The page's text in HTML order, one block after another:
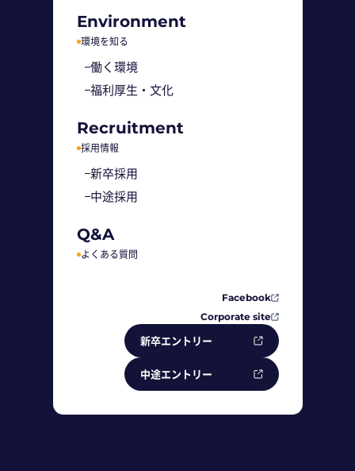
Environment
環境を知る
働く環境
福利厚生・文化
Recruitment
採用情報
新卒採用
中途採用
Q&A
よくある質問
Facebook
Corporate site
新卒エントリー
中途エントリー